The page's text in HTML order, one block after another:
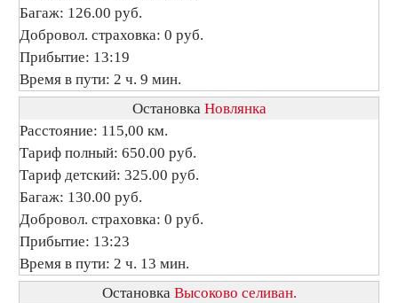
Багаж: 126.00 руб.
Добровол. страховка: 0 руб.
Прибытие: 13:19
Время в пути: 2 ч. 9 мин.
Остановка Новлянка
Расстояние: 115,00 км.
Тариф полный: 650.00 руб.
Тариф детский: 325.00 руб.
Багаж: 130.00 руб.
Добровол. страховка: 0 руб.
Прибытие: 13:23
Время в пути: 2 ч. 13 мин.
Остановка Высоково селиван.